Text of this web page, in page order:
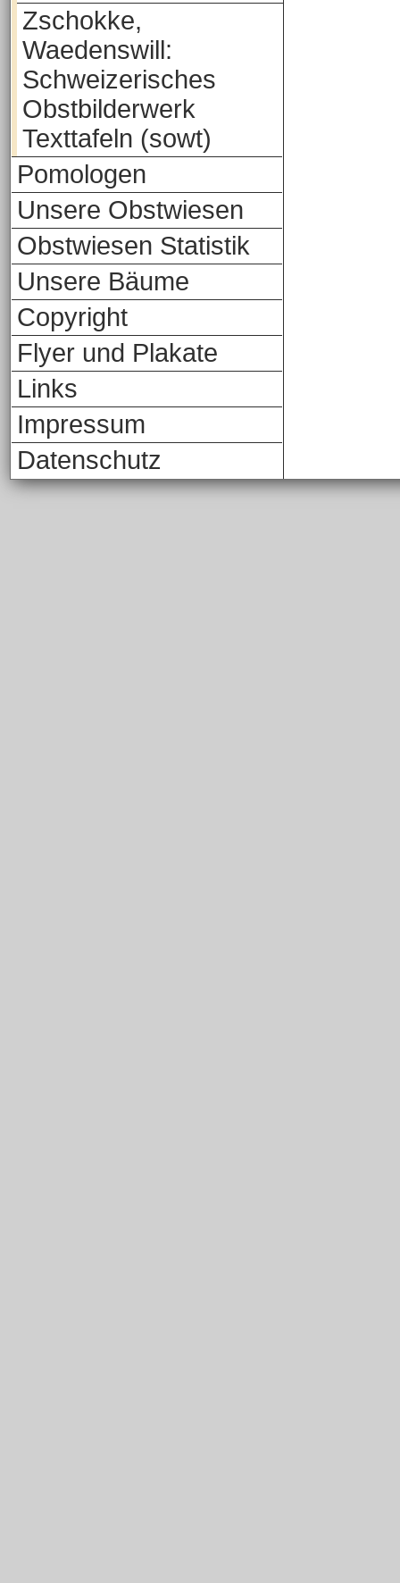
Zschokke,
Waedenswill:
Schweizerisches
Obstbilderwerk
Texttafeln (sowt)
Pomologen
Unsere Obstwiesen
Obstwiesen Statistik
Unsere Bäume
Copyright
Flyer und Plakate
Links
Impressum
Datenschutz